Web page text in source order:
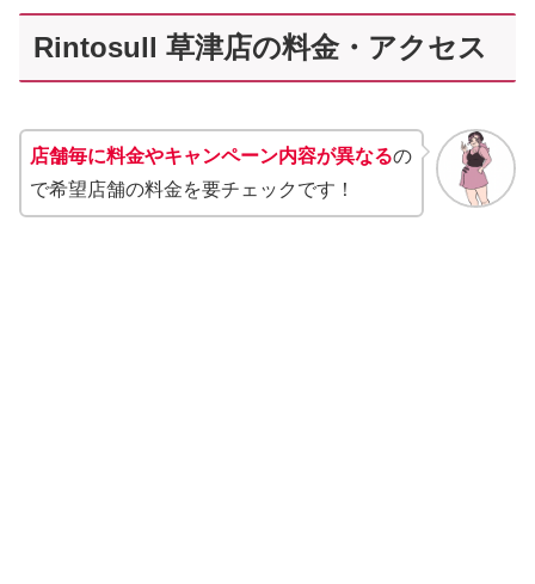
Rintosull 草津店の料金・アクセス
店舗毎に料金やキャンペーン内容が異なるの
で希望店舗の料金を要チェックです！